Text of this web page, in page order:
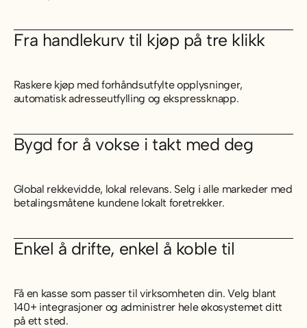
Fra handlekurv til kjøp på tre klikk
Raskere kjøp med forhåndsutfylte opplysninger,
automatisk adresseutfylling og ekspressknapp.
Bygd for å vokse i takt med deg
Global rekkevidde, lokal relevans. Selg i alle markeder med
betalingsmåtene kundene lokalt foretrekker.
Enkel å drifte, enkel å koble til
Få en kasse som passer til virksomheten din. Velg blant
140+ integrasjoner og administrer hele økosystemet ditt
på ett sted.